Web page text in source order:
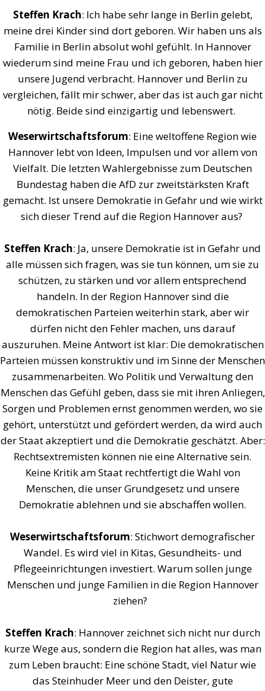
Steffen Krach: Ich habe sehr lange in Berlin gelebt,
meine drei Kinder sind dort geboren. Wir haben uns als
Familie in Berlin absolut wohl gefühlt. In Hannover
wiederum sind meine Frau und ich geboren, haben hier
unsere Jugend verbracht. Hannover und Berlin zu
vergleichen, fällt mir schwer, aber das ist auch gar nicht
nötig. Beide sind einzigartig und lebenswert.
Weserwirtschaftsforum: Eine weltoffene Region wie
Hannover lebt von Ideen, Impulsen und vor allem von
Vielfalt. Die letzten Wahlergebnisse zum Deutschen
Bundestag haben die AfD zur zweitstärksten Kraft
gemacht. Ist unsere Demokratie in Gefahr und wie wirkt
sich dieser Trend auf die Region Hannover aus?
Steffen Krach: Ja, unsere Demokratie ist in Gefahr und
alle müssen sich fragen, was sie tun können, um sie zu
schützen, zu stärken und vor allem entsprechend
handeln. In der Region Hannover sind die
demokratischen Parteien weiterhin stark, aber wir
dürfen nicht den Fehler machen, uns darauf
auszuruhen. Meine Antwort ist klar: Die demokratischen
Parteien müssen konstruktiv und im Sinne der Menschen
zusammenarbeiten. Wo Politik und Verwaltung den
Menschen das Gefühl geben, dass sie mit ihren Anliegen,
Sorgen und Problemen ernst genommen werden, wo sie
gehört, unterstützt und gefördert werden, da wird auch
der Staat akzeptiert und die Demokratie geschätzt. Aber:
Rechtsextremisten können nie eine Alternative sein.
Keine Kritik am Staat rechtfertigt die Wahl von
Menschen, die unser Grundgesetz und unsere
Demokratie ablehnen und sie abschaffen wollen.
Weserwirtschaftsforum: Stichwort demografischer
Wandel. Es wird viel in Kitas, Gesundheits- und
Pflegeeinrichtungen investiert. Warum sollen junge
Menschen und junge Familien in die Region Hannover
ziehen?
Steffen Krach: Hannover zeichnet sich nicht nur durch
kurze Wege aus, sondern die Region hat alles, was man
zum Leben braucht: Eine schöne Stadt, viel Natur wie
das Steinhuder Meer und den Deister, gute